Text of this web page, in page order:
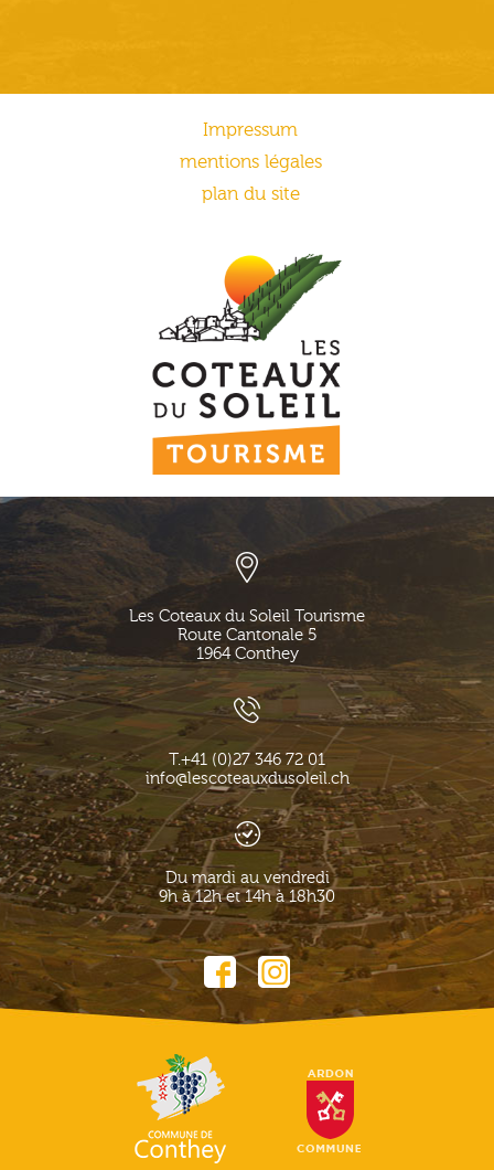
Impressum
mentions légales
plan du site
Les Coteaux du Soleil Tourisme
Route Cantonale 5
1964 Conthey
T.+41 (0)27 346 72 01
info@lescoteauxdusoleil.ch
Du mardi au vendredi
9h à 12h et 14h à 18h30